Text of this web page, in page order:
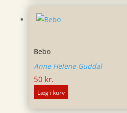
Bebo
Anne Helene Guddal
50 kr.
Læg i kurv